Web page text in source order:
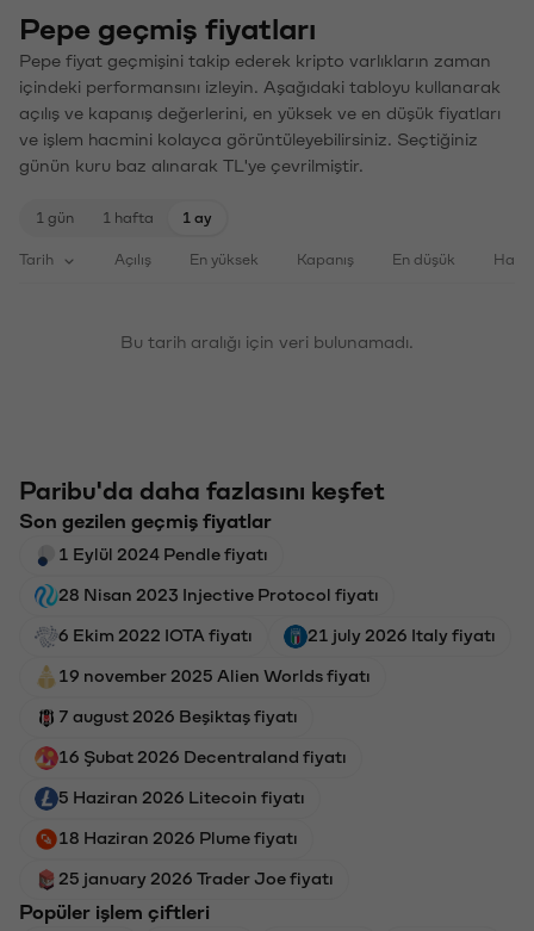
Pepe geçmiş fiyatları
Pepe fiyat geçmişini takip ederek kripto varlıkların zaman
içindeki performansını izleyin. Aşağıdaki tabloyu kullanarak
açılış ve kapanış değerlerini, en yüksek ve en düşük fiyatları
ve işlem hacmini kolayca görüntüleyebilirsiniz. Seçtiğiniz
günün kuru baz alınarak TL'ye çevrilmiştir.
1 gün 1 hafta 1 ay
Tarih Açılış En yüksek Kapanış En düşük
Bu tarih aralığı için veri bulunamadı.
Paribu'da daha fazlasını keşfet
Son gezilen geçmiş fiyatlar
1 Eylül 2024 Pendle fiyatı
28 Nisan 2023 Injective Protocol fiyatı
6 Ekim 2022 IOTA fiyatı 21 july 2026 Italy fiyatı
19 november 2025 Alien Worlds fiyatı
7 august 2026 Beşiktaş fiyatı
16 Şubat 2026 Decentraland fiyatı
5 Haziran 2026 Litecoin fiyatı
18 Haziran 2026 Plume fiyatı
25 january 2026 Trader Joe fiyatı
Popüler işlem çiftleri